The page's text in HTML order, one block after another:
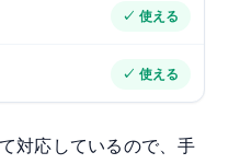
✓ 使える
✓ 使える
対応しているので、手